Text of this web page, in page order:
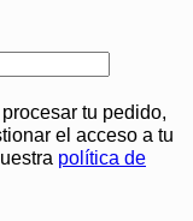
tu pedido,
el acceso a tu
política de